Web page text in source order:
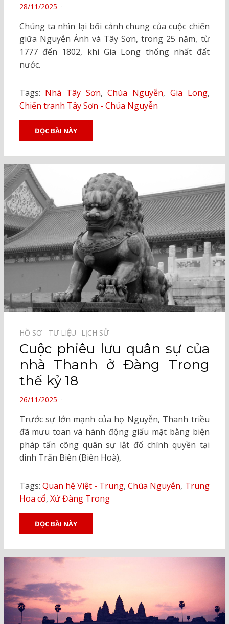
POSTED
28/11/2025
Chúng ta nhìn lại bối cảnh chung của cuộc chiến
giữa Nguyễn Ánh và Tây Sơn, trong 25 năm, từ
1777 đến 1802, khi Gia Long thống nhất đất
nước.
Tags: Nhà Tây Sơn,Chúa Nguyễn, Gia Long,
Chiến tranh Tây Sơn - Chúa Nguyễn
ĐỌC BÀI NÀY
HỒ SƠ - TƯ LIỆU⠀ LỊCH SỬ⠀
Cuộc phiêu lưu quân sự của
nhà Thanh ở Đàng Trong
thế kỷ 18
POSTED
26/11/2025
Trước sự lớn mạnh của họ Nguyễn, Thanh triều
đã mưu toan và hành động giấu mặt bằng biện
pháp tấn công quân sự lật đổ chính quyền tại
dinh Trấn Biên (Biên Hoà),
Tags: Quan hệ Việt - Trung,Chúa Nguyễn, Trung
Hoa cổ, Xứ Đàng Trong
ĐỌC BÀI NÀY